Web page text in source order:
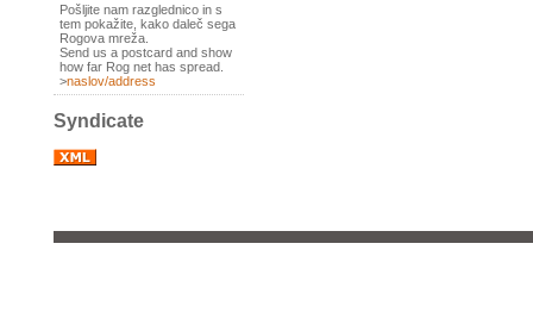
Pošljite nam razglednico in s
tem pokažite, kako daleč sega
Rogova mreža.
Send us a postcard and show
how far Rog net has spread.
>naslov/address
Syndicate